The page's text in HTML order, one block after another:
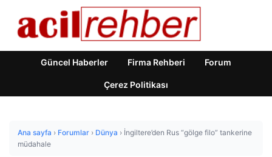
Güncel Haberler Firma Rehberi Forum
Çerez Politikası
Ana sayfa › Forumlar › Dünya › İngiltere’den Rus “gölge filo” tankerine
müdahale